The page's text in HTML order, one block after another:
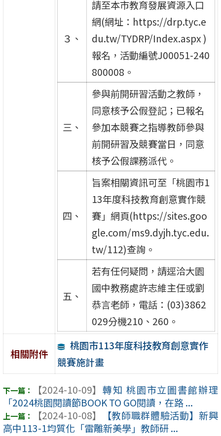
３、
請至本市教育發展資源入口
網(網址：https://drp.tyc.e
du.tw/TYDRP/Index.aspx )
報名，活動編號J00051-240
800008。
三、
參與前開研習活動之教師，
同意核予公假登記；已報名
參加本競賽之指導教師參與
前開研習及競賽當日，同意
核予公假課務派代。
四、
旨案相關資訊可至「桃園市1
13年度科技教育創意實作競
賽」網頁(https://sites.goo
gle.com/ms9.dyjh.tyc.edu.
tw/112)查詢。
五、
若有任何疑問，請逕洽大園
國中教務處許志維主任或劉
恭言老師，電話：(03)3862
029分機210、260。
相關附件
桃園市113年度科技教育創意實作
競賽施計畫
【2024-10-09】 轉知 桃園市立圖書館辦理
「2024桃園閱讀節BOOK TO GO閱讀，在路 ...
【2024-10-08】
【教師職群體驗活動】新興
高中113-1均質化「雷雕新美學」教師研 ...